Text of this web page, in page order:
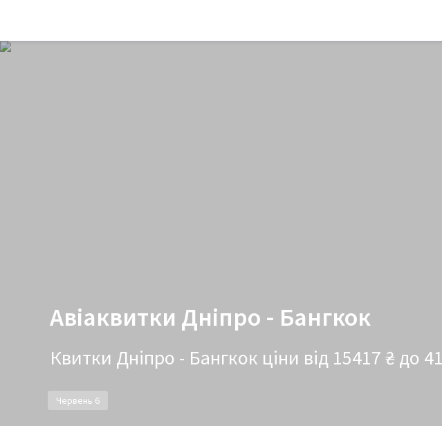
Авіаквитки Дніпро - Бангкок
Квитки Дніпро - Бангкок ціни від 15417 ₴ до
Червень 6